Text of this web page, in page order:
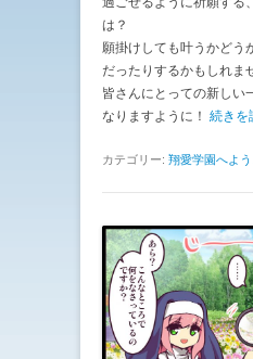
は？
願掛けしても叶うかどう
だったりするかもしれま
皆さんにとっての新しい
なりますように！ 続き
カテゴリー: 翔愛学園へよ